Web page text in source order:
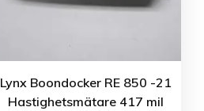
Lynx Boondocker RE 850 -21
Hastighetsmätare 417 mil